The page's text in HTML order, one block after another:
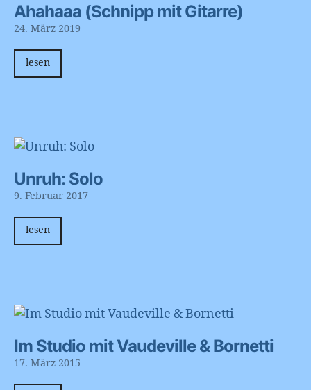
Ahahaaa (Schnipp mit Gitarre)
24. März 2019
lesen
Unruh: Solo
9. Februar 2017
lesen
Im Studio mit Vaudeville & Bornetti
17. März 2015